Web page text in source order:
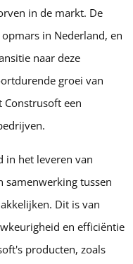
in de markt. De
in Nederland, en
naar deze
groei van
een
in het leveren van
samenwerking tussen
Dit is van
en efficiëntie
producten, zoals